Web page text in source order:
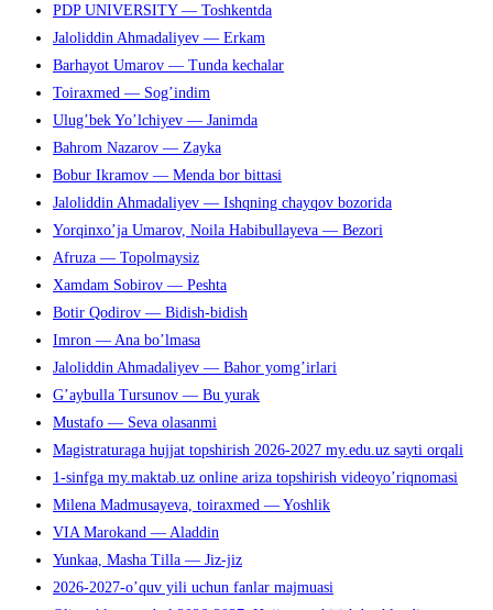
PDP UNIVERSITY — Toshkentda
Jaloliddin Ahmadaliyev — Erkam
Barhayot Umarov — Tunda kechalar
Toiraxmed — Sog’indim
Ulug’bek Yo’lchiyev — Janimda
Bahrom Nazarov — Zayka
Bobur Ikramov — Menda bor bittasi
Jaloliddin Ahmadaliyev — Ishqning chayqov bozorida
Yorqinxo’ja Umarov, Noila Habibullayeva — Bezori
Afruza — Topolmaysiz
Xamdam Sobirov — Peshta
Botir Qodirov — Bidish-bidish
Imron — Ana bo’lmasa
Jaloliddin Ahmadaliyev — Bahor yomg’irlari
G’aybulla Tursunov — Bu yurak
Mustafo — Seva olasanmi
Magistraturaga hujjat topshirish 2026-2027 my.edu.uz sayti orqali
1-sinfga my.maktab.uz online ariza topshirish videoyo’riqnomasi
Milena Madmusayeva, toiraxmed — Yoshlik
VIA Marokand — Aladdin
Yunkaa, Masha Tilla — Jiz-jiz
2026-2027-o’quv yili uchun fanlar majmuasi